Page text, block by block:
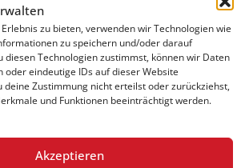
zu bieten, verwenden wir Technologien wie
zu speichern und/oder darauf
diesen Technologien zustimmst, können wir Daten
oder eindeutige IDs auf dieser Website
deine Zustimmung nicht erteilst oder zurückziehst,
und Funktionen beeinträchtigt werden.
Akzeptieren